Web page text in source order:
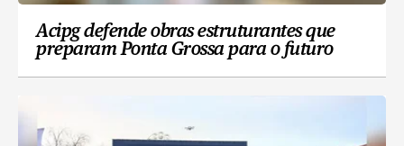
Acipg defende obras estruturantes que
preparam Ponta Grossa para o futuro